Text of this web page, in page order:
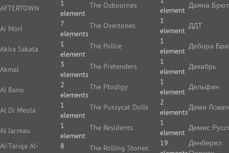
AFTERTOWN
1
element
Ai Mori
7
elements
Akira Sakata
1
element
Akmal
3
elements
Al Bano
2
elements
Al Di Meola
1
element
Al Jarreau
1
element
Al-Tariqa Al-
8
The Osbournes
element
The Overtones
1
element
The Police
1
element
The Pretenders
1
element
The Ptodigy
1
element
The Pussycat Dolls
2
elements
The Residents
1
element
The Rolling Stones
19
Даяна Брют
ДДТ
Дебора
Декабрь
Дельфин
Деми
Демис
Денберел